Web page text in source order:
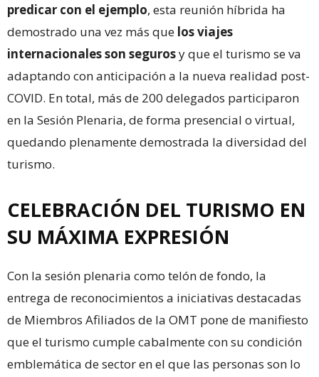
predicar con el ejemplo, esta reunión híbrida ha
demostrado una vez más que los viajes
internacionales son segurosy que el turismo se va
adaptando con anticipación a la nueva realidad post-
COVID. En total, más de 200 delegados participaron
en la Sesión Plenaria, de forma presencial o virtual,
quedando plenamente demostrada la diversidad del
turismo.
CELEBRACIÓN DEL TURISMO EN
SU MÁXIMA EXPRESIÓN
Con la sesión plenaria como telón de fondo, la
entrega de reconocimientos a iniciativas destacadas
de Miembros Afiliados de la OMT pone de manifiesto
que el turismo cumple cabalmente con su condición
emblemática de sector en el que las personas son lo